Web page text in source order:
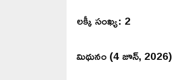
లక్కీ సంఖ్య: 2
మిథునం (4 జూన్, 2026)